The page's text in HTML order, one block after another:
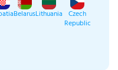
BelarusLithuania Czech
Republic